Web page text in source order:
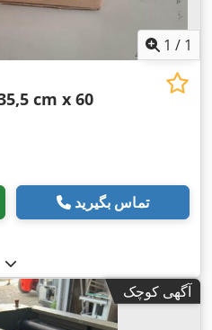
1 / 1
cm x 60
تماس بگیرید
آگهی کوچک